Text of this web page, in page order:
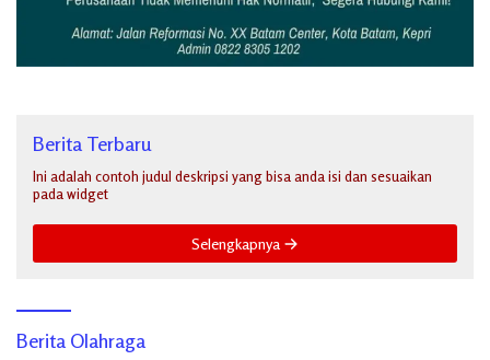
Berita Terbaru
Ini adalah contoh judul deskripsi yang bisa anda isi dan sesuaikan
pada widget
Selengkapnya
Berita Olahraga